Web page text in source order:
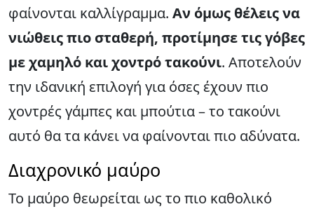
φαίνονται καλλίγραμμα. Αν όμως θέλεις να
νιώθεις πιο σταθερή, προτίμησε τις γόβες
με χαμηλό και χοντρό τακούνι. Αποτελούν
την ιδανική επιλογή για όσες έχουν πιο
χοντρές γάμπες και μπούτια – το τακούνι
αυτό θα τα κάνει να φαίνονται πιο αδύνατα.
Διαχρονικό μαύρο
Το μαύρο θεωρείται ως το πιο καθολικό